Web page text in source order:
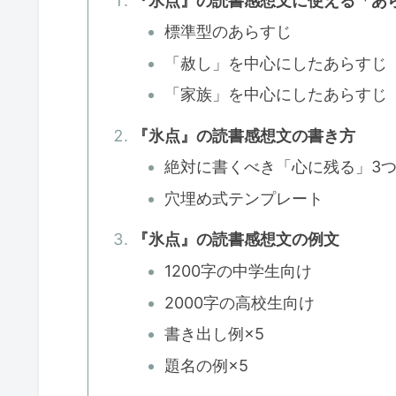
標準型のあらすじ
「赦し」を中心にしたあらすじ
「家族」を中心にしたあらすじ
『氷点』の読書感想文の書き方
絶対に書くべき「心に残る」3
穴埋め式テンプレート
『氷点』の読書感想文の例文
1200字の中学生向け
2000字の高校生向け
書き出し例×5
題名の例×5